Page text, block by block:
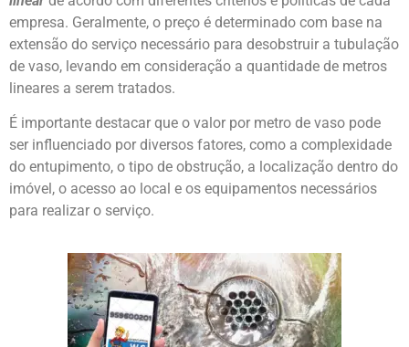
empresa. Geralmente, o preço é determinado com base na
extensão do serviço necessário para desobstruir a tubulação
de vaso, levando em consideração a quantidade de metros
lineares a serem tratados.
É importante destacar que o valor por metro de vaso pode
ser influenciado por diversos fatores, como a complexidade
do entupimento, o tipo de obstrução, a localização dentro do
imóvel, o acesso ao local e os equipamentos necessários
para realizar o serviço.